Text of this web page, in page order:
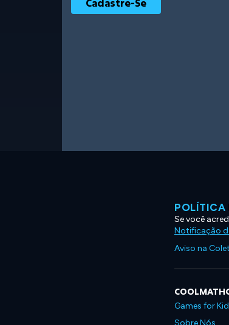
POLÍTICA
Se você
Notificação
Aviso na
Games for
Sobre Nós